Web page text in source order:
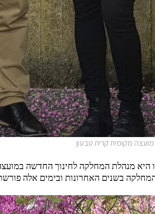
מועצה מקומית קרית טבעון
היא מנהלת המחלקה לחינוך החדשה
בשנים האחרונות ובימים אלה